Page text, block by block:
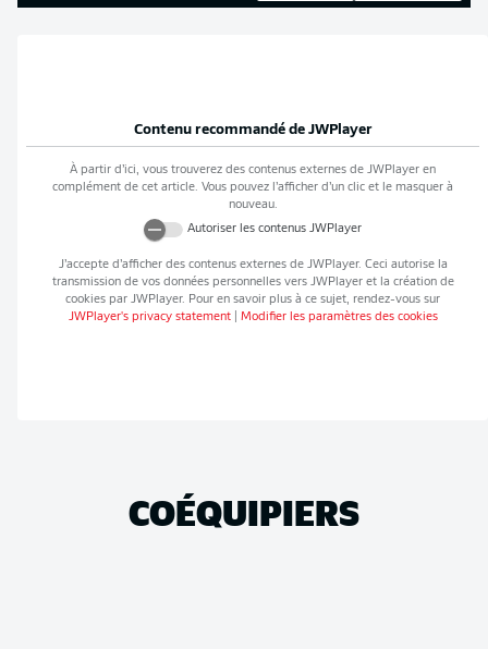
Contenu recommandé de JWPlayer
À partir d’ici, vous trouverez des contenus externes de JWPlayer en
complément de cet article. Vous pouvez l’afficher d’un clic et le masquer à
nouveau.
Autoriser les contenus JWPlayer
J’accepte d’afficher des contenus externes de JWPlayer. Ceci autorise la
transmission de vos données personnelles vers JWPlayeret la création de
cookies par JWPlayer. Pour en savoir plus à ce sujet, rendez-vous sur
JWPlayer's privacy statement| Modifier les paramètres des cookies
COÉQUIPIERS